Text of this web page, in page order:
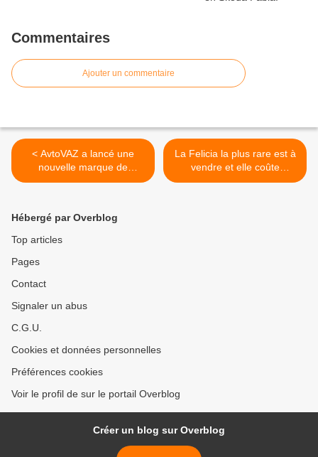
Commentaires
Ajouter un commentaire
< AvtoVAZ a lancé une
nouvelle marque de
véhicules utilitaires légers.
La Felicia la plus rare est à
vendre et elle coûte
bonbon. >
Hébergé par Overblog
Top articles
Pages
Contact
Signaler un abus
C.G.U.
Cookies et données personnelles
Préférences cookies
Voir le profil de sur le portail Overblog
Créer un blog sur Overblog